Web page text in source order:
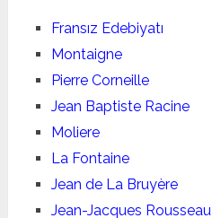
Fransız Edebiyatı
Montaigne
Pierre Corneille
Jean Baptiste Racine
Moliere
La Fontaine
Jean de La Bruyère
Jean-Jacques Rousseau